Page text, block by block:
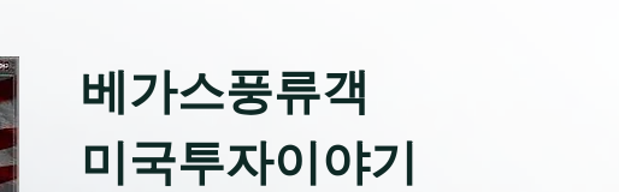
베가스풍류객
미국투자이야기